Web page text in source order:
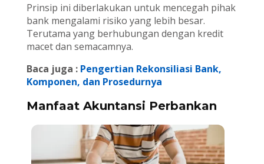
Prinsip ini diberlakukan untuk mencegah pihak
bank mengalami risiko yang lebih besar.
Terutama yang berhubungan dengan kredit
macet dan semacamnya.
Baca juga : Pengertian Rekonsiliasi Bank,
Komponen, dan Prosedurnya
Manfaat Akuntansi Perbankan